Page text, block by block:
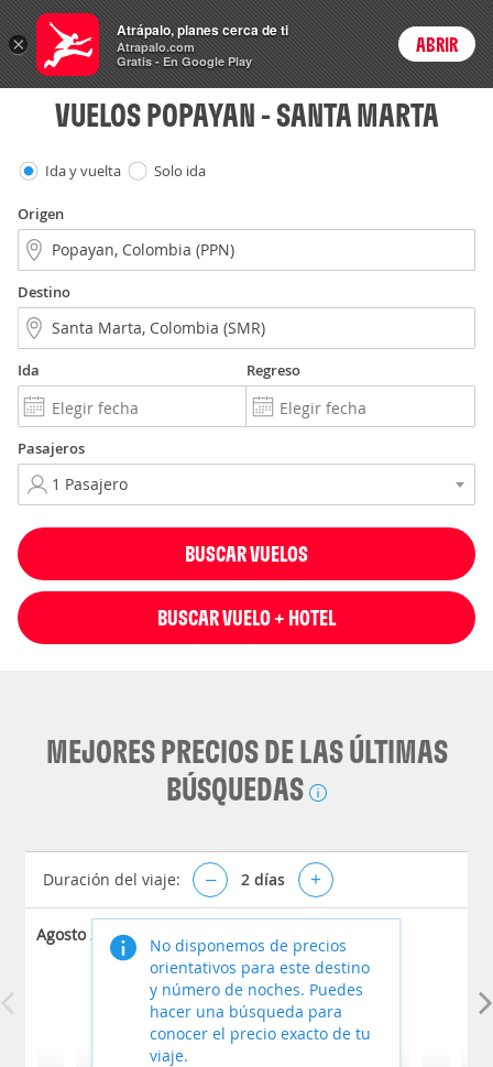
Vuelos Login
VUELOS POPAYAN - SANTA MARTA
Ida y vuelta Solo ida
Origen
Destino
Ida Regreso
Pasajeros
BUSCAR VUELOS
BUSCAR VUELO + HOTEL
MEJORES PRECIOS DE LAS ÚLTIMAS
BÚSQUEDAS
Duración del viaje: – 2 días +
Agosto 2026
No disponemos de precios
orientativos para este destino
y número de noches. Puedes
hacer una búsqueda para
conocer el precio exacto de tu
viaje.
×
Atrápalo, planes cerca de ti
Atrapalo.com
Gratis - En Google Play
ABRIR